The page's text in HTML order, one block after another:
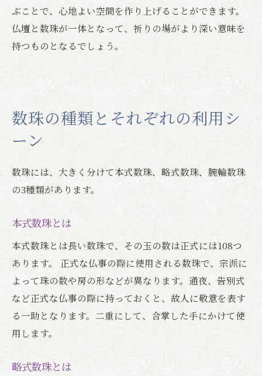
ぶことで、心地よい空間を作り上げることができます。
仏壇と数珠が一体となって、祈りの場がより深い意味を
持つものとなるでしょう。
数珠の種類とそれぞれの利用シ
ーン
数珠には、大きく分けて本式数珠、略式数珠、腕輪数珠
の3種類があります。
本式数珠とは
本式数珠とは長い数珠で、その玉の数は正式には108つ
あります。 正式な仏事の際に使用される数珠で、宗派に
よって珠の数や房の形などが異なります。通夜、告別式
など正式な仏事の際に持っておくと、故人に敬意を表す
る一助となります。二重にして、合掌した手にかけて使
用します。
略式数珠とは